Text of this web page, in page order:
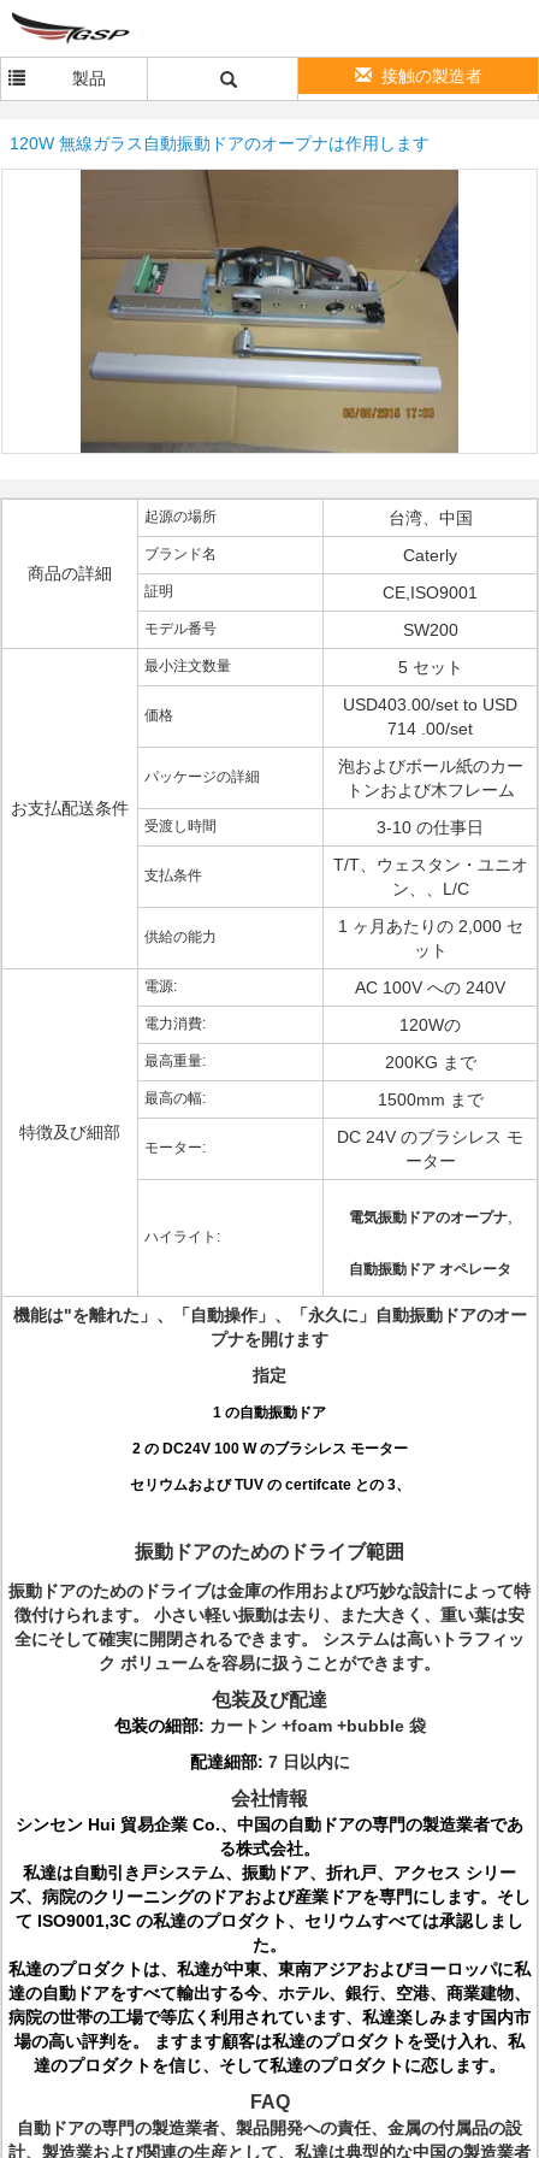
製品 接触の製造者
120W 無線ガラス自動振動ドアのオープナは作用します
商品の詳細
起源の場所 台湾、中国
ブランド名 Caterly
証明 CE,ISO9001
モデル番号 SW200
お支払配送条件
最小注文数量 5 セット
価格
USD403.00/set to USD
714 .00/set
パッケージの詳細
泡およびボール紙のカー
トンおよび木フレーム
受渡し時間 3-10 の仕事日
支払条件
T/T、ウェスタン・ユニオ
ン、、L/C
供給の能力
1 ヶ月あたりの 2,000 セ
ット
特徴及び細部
電源: AC 100V への 240V
電力消費: 120Wの
最高重量: 200KG まで
最高の幅: 1500mm まで
モーター:
DC 24V のブラシレス モ
ーター
ハイライト:
電気振動ドアのオープナ,
自動振動ドア オペレータ
機能は"を離れた」、「自動操作」、「永久に」自動振動ドアのオー
プナを開けます
指定
1 の自動振動ドア
2 の DC24V 100 W のブラシレス モーター
セリウムおよび TUV の certifcate との 3、
振動ドアのためのドライブ範囲
振動ドアのためのドライブは金庫の作用および巧妙な設計によって特
徴付けられます。 小さい軽い振動は去り、また大きく、重い葉は安
全にそして確実に開閉されるできます。 システムは高いトラフィッ
ク ボリュームを容易に扱うことができます。
包装及び配達
包装の細部: カートン +foam +bubble 袋
配達細部: 7 日以内に
会社情報
シンセン Hui 貿易企業 Co.、中国の自動ドアの専門の製造業者であ
る株式会社。
私達は自動引き戸システム、振動ドア、折れ戸、アクセス シリー
ズ、病院のクリーニングのドアおよび産業ドアを専門にします。そし
て ISO9001,3C の私達のプロダクト、セリウムすべては承認しまし
た。
私達のプロダクトは、私達が中東、東南アジアおよびヨーロッパに私
達の自動ドアをすべて輸出する今、ホテル、銀行、空港、商業建物、
病院の世帯の工場で等広く利用されています、私達楽しみます国内市
場の高い評判を。 ますます顧客は私達のプロダクトを受け入れ、私
達のプロダクトを信じ、そして私達のプロダクトに恋します。
FAQ
自動ドアの専門の製造業者、製品開発への責任、金属の付属品の設
計、製造業および関連の生産として、私達は典型的な中国の製造業者